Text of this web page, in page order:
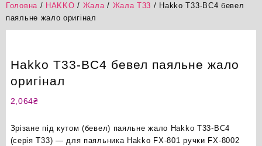
Головна / HAKKO / Жала / Жала T33 / Hakko T33-BC4 бевел
паяльне жало оригінал
Hakko T33-BC4 бевел паяльне жало
оригінал
2,064₴
Зрізане під кутом (бевел) паяльне жало Hakko T33-BC4
(серія T33) — для паяльника Hakko FX-801 ручки FX-8002